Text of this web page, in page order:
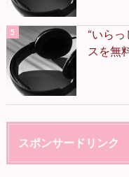
“いら
スを無
スポンサードリンク